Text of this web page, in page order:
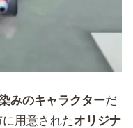
みのキャラクターだ
用意されたオリジナ